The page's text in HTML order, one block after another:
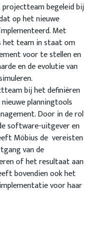
begeleid bij
op het nieuwe
Met
het team in staat om
voor te stellen en
en de evolutie van
bij het definiëren
planningtools
Door in de rol
software-uitgever en
Möbius de vereisten
van de
of het resultaat aan
bovendien ook het
voor haar